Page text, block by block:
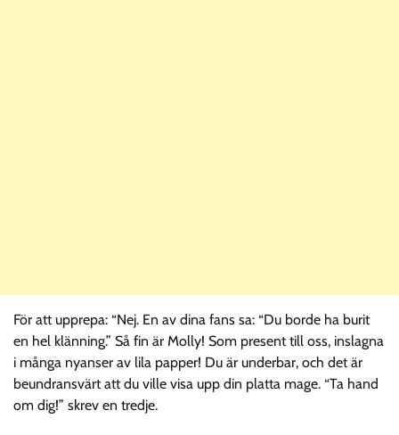
För att upprepa: “Nej. En av dina fans sa: “Du borde ha burit
en hel klänning.” Så fin är Molly! Som present till oss, inslagna
i många nyanser av lila papper! Du är underbar, och det är
beundransvärt att du ville visa upp din platta mage. “Ta hand
om dig!” skrev en tredje.